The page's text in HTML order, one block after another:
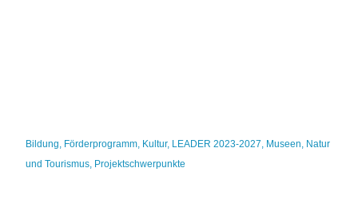
Bildung, Förderprogramm, Kultur, LEADER 2023-2027, Museen, Natur
und Tourismus, Projektschwerpunkte